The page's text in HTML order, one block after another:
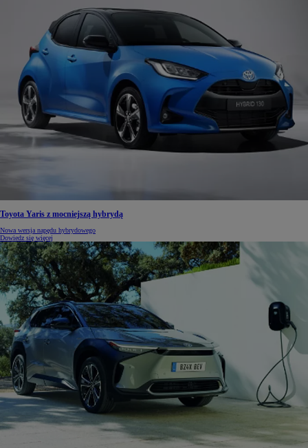
Toyota Yaris z mocniejszą hybrydą
Nowa wersja napędu hybrydowego
Dowiedz się więcej